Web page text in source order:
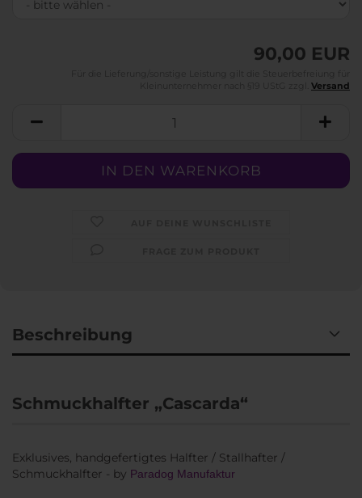
90,00 EUR
Versand
Beschreibung
Schmuckhalfter „Cascarda“
Exklusives, handgefertigtes Halfter / Stallhafter /
Schmuckhalfter - by Paradog Manufaktur